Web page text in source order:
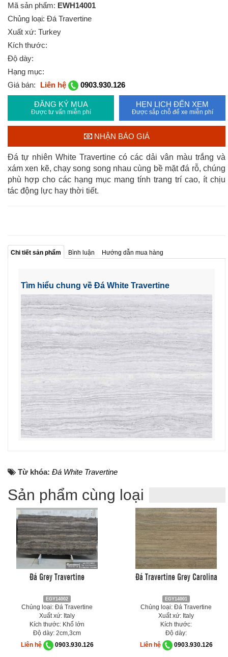
Mã sản phẩm: EWH14001
Chủng loại: Đá Travertine
Xuất xứ: Turkey
Kích thước:
Độ dày:
Hạng mục:
Giá bán:
Liên hệ 0903.930.126
ĐĂNG KÝ MUA
Được tư vấn miễn phí
HẸN LỊCH ĐẾN XEM
Được sắp chỗ để xe miễn phí
NHẬN BÁO GIÁ
Đá tự nhiên White Travertine có các dải vân màu trắng và
xám xen kẽ, chạy song song nhau cùng bề mặt đá rỗ, chúng
phù hợp cho các hạng mục mang tính trang trí cao, ít chịu
tác động lực hay thời tiết.
Chi tiết sản phẩm Bình luận Hướng dẫn mua hàng
Tìm hiểu chung về Đá White Travertine
Từ khóa: Đá White Travertine
Sản phẩm cùng loại
Đá Grey Travertine
EGY14002
Chủng loại: Đá Travertine
Xuất xứ: Italy
Kích thước: Khổ lớn
Độ dày: 2cm,3cm
Liên hệ
0903.930.126
Đá Travertine Grey Carolina
EGY14001
Chủng loại: Đá Travertine
Xuất xứ: Italy
Kích thước:
Độ dày:
Liên hệ
0903.930.126